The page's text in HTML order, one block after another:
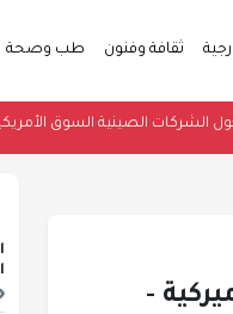
ثقافة وفنون طب وصحة
لدخول الشركات الصينية
-